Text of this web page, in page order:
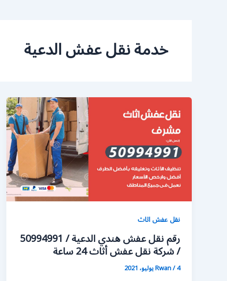
خدمة نقل عفش الدعية
نقل عفش اثاث
رقم نقل عفش هندي الدعية / 50994991
/ شركة نقل عفش أثاث 24 ساعة
Rwan/4 يوليو، 2021